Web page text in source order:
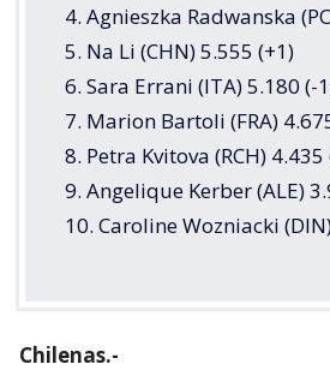
4. Agnieszka Radwanska
5. Na Li (CHN) 5.555 (+1)
6. Sara Errani (ITA) 5.180 (-
7. Marion Bartoli (FRA)
8. Petra Kvitova (RCH) 4.435
9. Angelique Kerber (ALE)
10. Caroline Wozniacki
Chilenas.-